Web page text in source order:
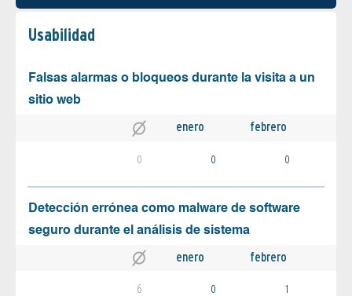
Usabilidad
Falsas alarmas o bloqueos durante la visita a un
sitio web
enero febrero
0 0 0
Detección errónea como malware de software
seguro durante el análisis de sistema
enero febrero
6 0 1